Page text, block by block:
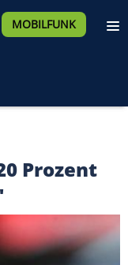
MOBILFUNK
Prozent